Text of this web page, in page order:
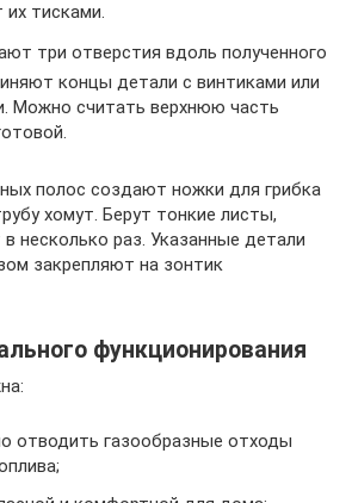
тисками.
три отверстия вдоль полученного
концы детали с винтиками или
Можно считать верхнюю часть
полос создают ножки для грибка
хомут. Берут тонкие листы,
несколько раз. Указанные детали
закрепляют на зонтик
функционирования
отводить газообразные отходы